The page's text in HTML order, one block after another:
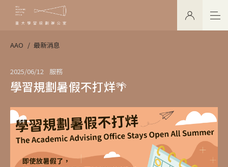
AAO 最新消息
2025/06/12 服務
學習規劃暑假不打烊🌴